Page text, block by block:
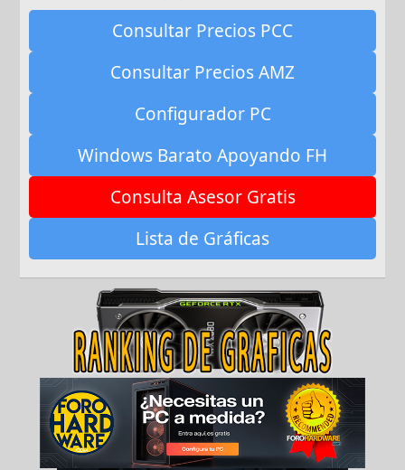
Consultar Precios PCC
Consultar Precios AMZ
Configurador PC
Windows Barato Apoyando FH
Consulta Asesor Gratis
Lista de Gráficas